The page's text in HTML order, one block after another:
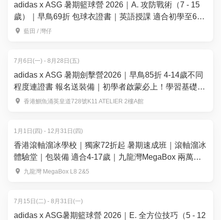
adidas x ASG 暑期籃球營 2026｜A. 攻防戰術（7 - 15
歲）｜早鳥69折 包球衣證書｜英語授課 適合初學至6個
月籃球經驗的學員｜藍⽥、灣仔【用推廣碼減高達
藍田 / 灣仔
7月6日(一) - 8月28日(五)
adidas x ASG 暑期劍擊營2026｜早鳥85折 4-14歲不同
程度連證書 報名送裝備｜初學者啟蒙必上！學習基礎技
巧｜APEX FENCING TEAM【用推廣碼減高達$100】
香港鰂魚涌英皇道728號K11 ATELIER 2樓A館
1月1日(四) - 12月31日(四)
香港滾軸溜冰學校｜獨家72折起 暑期速成班｜滾軸溜冰
體驗堂｜包裝備 適合4-17歲｜九龍灣MegaBox 兩萬呎
全港最大室內滾軸溜冰場 全場無柱空間
九龍灣 MegaBox L8 2&5
7月15日(二) - 8月31日(一)
adidas x ASG暑期籃球營 2026｜E. 全方位技巧（5 - 12